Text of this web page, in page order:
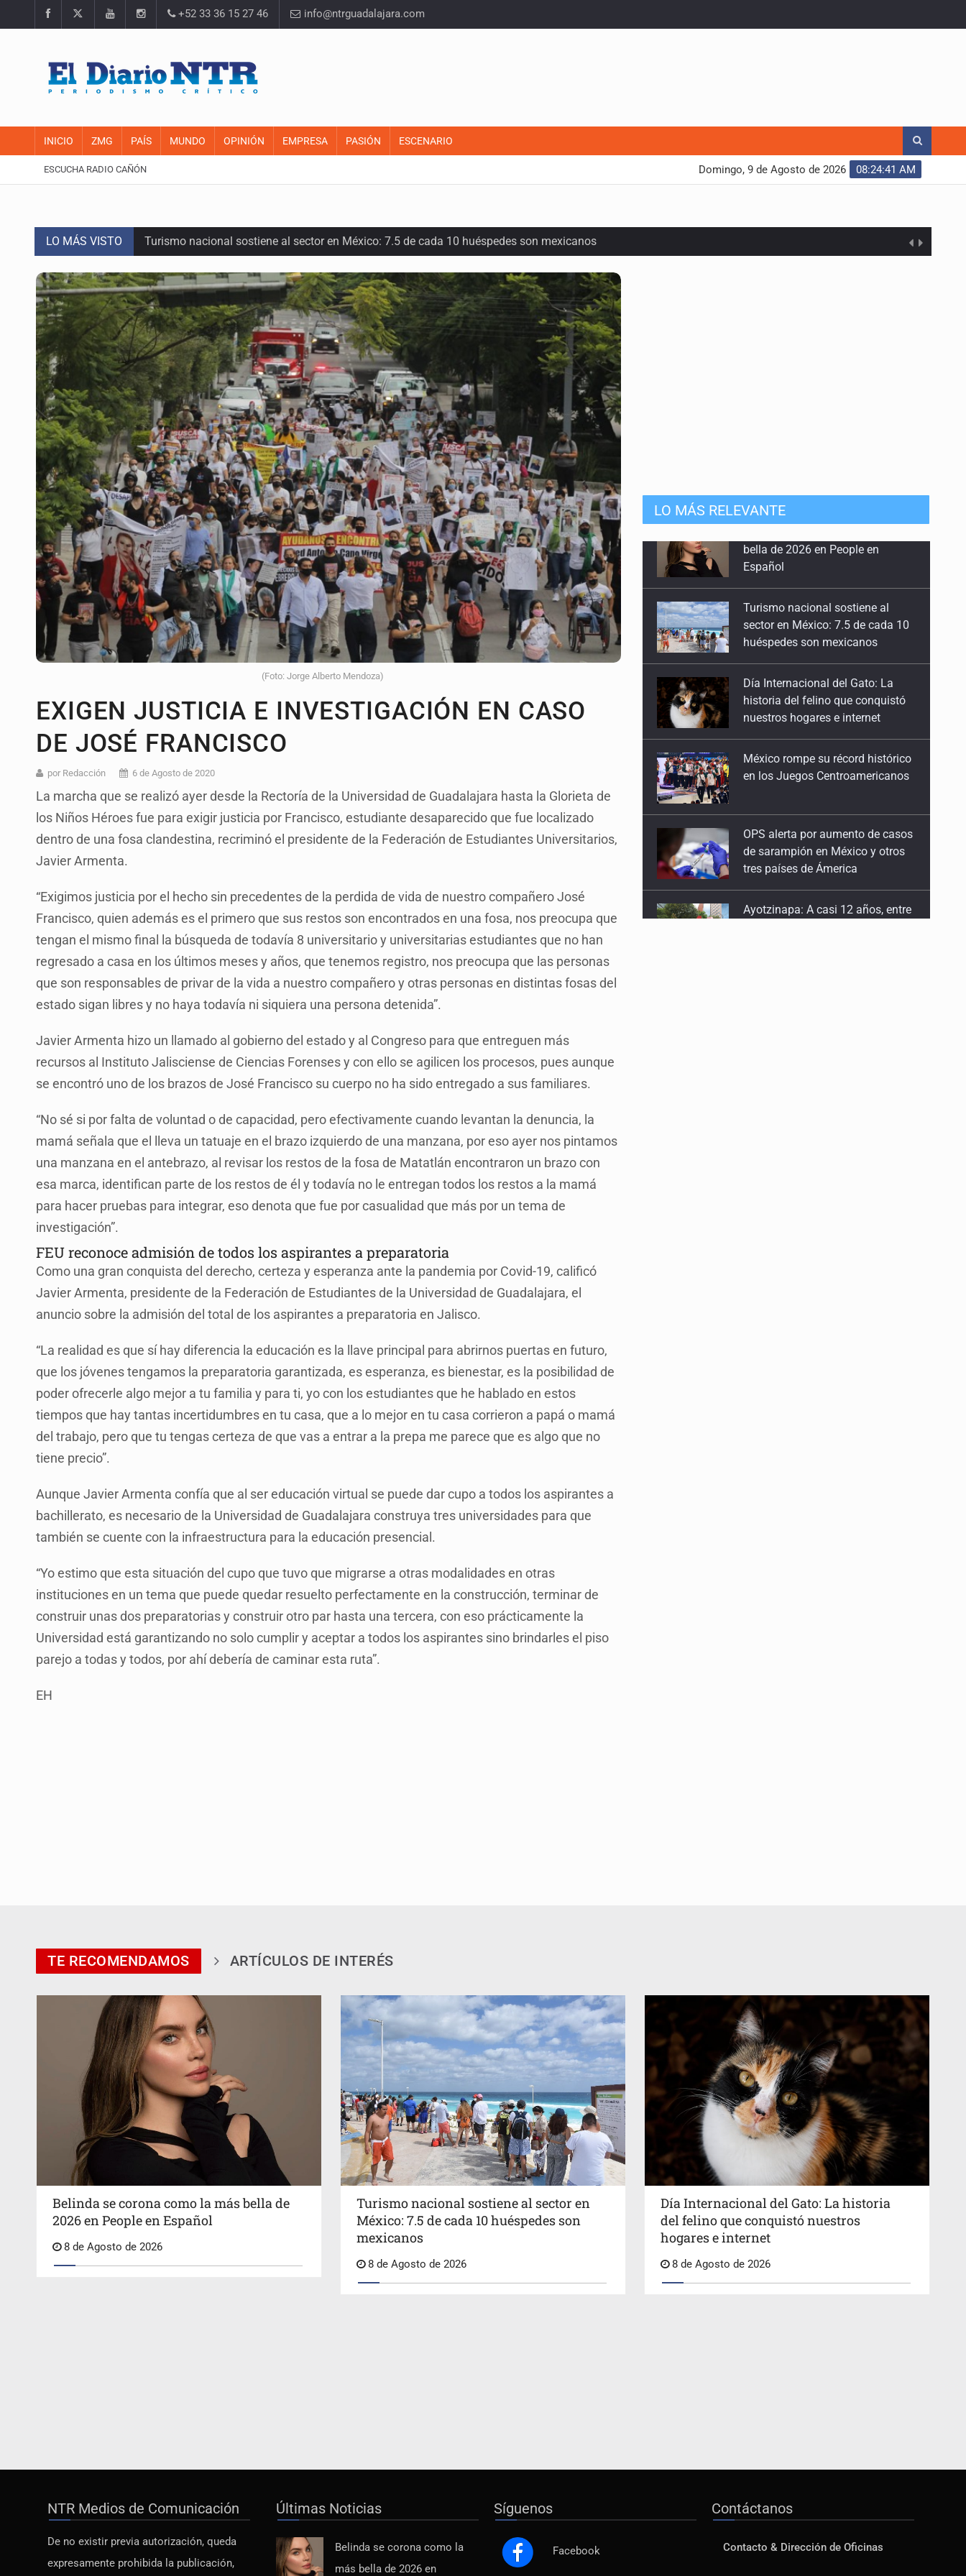
+52 33 36 15 27 46 info@ntrguadalajara.com
INICIO ZMG PAÍS MUNDO OPINIÓN EMPRESA PASIÓN ESCENARIO
ESCUCHA RADIO CAÑÓN 08:24:42 AM
Domingo, 9 de Agosto de 2026
LO MÁS VISTO Turismo nacional sostiene al sector en México: 7.5 de cada 10 huéspedes son mexicanos
Día Internacional del Gato: La historia del felino que conquistó nuestros hogares e internet
México rompe su récord histórico en los Juegos Centroamericanos
OPS alerta por aumento de casos de sarampión en México y otros tres países de Ámerica
Ayotzinapa: A casi 12 años, entre juicios a exfuncionarios y la fuga de Tomás Zerón
Caen en Zapopan 'El Ruso', objetivo prioritario por homicidios en Playa del Carmen
Pide regidora investigar dictámenes y desalojo de vecinos en Mirador de San Isidro
Ciclosporiasis no representa un riesgo epidemiológico masivo
Detienen en CDMX a Guadalupe “N” por huachicol
Belinda se corona como la más bella de 2026 en People en Español
(Foto: Jorge Alberto Mendoza)
EXIGEN JUSTICIA E INVESTIGACIÓN EN CASO
DE JOSÉ FRANCISCO
por Redacción 6 de Agosto de 2020
La marcha que se realizó ayer desde la Rectoría de la Universidad de Guadalajara hasta la Glorieta de
los Niños Héroes fue para exigir justicia por Francisco, estudiante desaparecido que fue localizado
dentro de una fosa clandestina, recriminó el presidente de la Federación de Estudiantes Universitarios,
Javier Armenta.
“Exigimos justicia por el hecho sin precedentes de la perdida de vida de nuestro compañero José
Francisco, quien además es el primero que sus restos son encontrados en una fosa, nos preocupa que
tengan el mismo final la búsqueda de todavía 8 universitario y universitarias estudiantes que no han
regresado a casa en los últimos meses y años, que tenemos registro, nos preocupa que las personas
que son responsables de privar de la vida a nuestro compañero y otras personas en distintas fosas del
estado sigan libres y no haya todavía ni siquiera una persona detenida”.
Javier Armenta hizo un llamado al gobierno del estado y al Congreso para que entreguen más
recursos al Instituto Jalisciense de Ciencias Forenses y con ello se agilicen los procesos, pues aunque
se encontró uno de los brazos de José Francisco su cuerpo no ha sido entregado a sus familiares.
“No sé si por falta de voluntad o de capacidad, pero efectivamente cuando levantan la denuncia, la
mamá señala que el lleva un tatuaje en el brazo izquierdo de una manzana, por eso ayer nos pintamos
una manzana en el antebrazo, al revisar los restos de la fosa de Matatlán encontraron un brazo con
esa marca, identifican parte de los restos de él y todavía no le entregan todos los restos a la mamá
para hacer pruebas para integrar, eso denota que fue por casualidad que más por un tema de
investigación”.
FEU reconoce admisión de todos los aspirantes a preparatoria
Como una gran conquista del derecho, certeza y esperanza ante la pandemia por Covid-19, calificó
Javier Armenta, presidente de la Federación de Estudiantes de la Universidad de Guadalajara, el
anuncio sobre la admisión del total de los aspirantes a preparatoria en Jalisco.
“La realidad es que sí hay diferencia la educación es la llave principal para abrirnos puertas en futuro,
que los jóvenes tengamos la preparatoria garantizada, es esperanza, es bienestar, es la posibilidad de
poder ofrecerle algo mejor a tu familia y para ti, yo con los estudiantes que he hablado en estos
tiempos que hay tantas incertidumbres en tu casa, que a lo mejor en tu casa corrieron a papá o mamá
del trabajo, pero que tu tengas certeza de que vas a entrar a la prepa me parece que es algo que no
tiene precio”.
Aunque Javier Armenta confía que al ser educación virtual se puede dar cupo a todos los aspirantes a
bachillerato, es necesario de la Universidad de Guadalajara construya tres universidades para que
también se cuente con la infraestructura para la educación presencial.
“Yo estimo que esta situación del cupo que tuvo que migrarse a otras modalidades en otras
instituciones en un tema que puede quedar resuelto perfectamente en la construcción, terminar de
construir unas dos preparatorias y construir otro par hasta una tercera, con eso prácticamente la
Universidad está garantizando no solo cumplir y aceptar a todos los aspirantes sino brindarles el piso
parejo a todas y todos, por ahí debería de caminar esta ruta”.
EH
LO MÁS RELEVANTE
Turismo nacional sostiene al
sector en México: 7.5 de cada 10
Día Internacional del Gato: La
historia del felino que conquistó
México rompe su récord histórico
en los Juegos Centroamericanos
OPS alerta por aumento de casos
Ayotzinapa: A casi 12 años, entre
juicios a exfuncionarios y la fuga
TE RECOMENDAMOS ARTÍCULOS DE INTERÉS
Belinda se corona como la más bella de
2026 en People en Español
8 de Agosto de 2026
Turismo nacional sostiene al sector en
México: 7.5 de cada 10 huéspedes son
mexicanos
8 de Agosto de 2026
Día Internacional del Gato: La historia
del felino que conquistó nuestros
hogares e internet
8 de Agosto de 2026
NTR Medios de Comunicación
De no existir previa autorización, queda
expresamente prohibida la publicación,
Últimas Noticias
Belinda se corona como la
más bella de 2026 en
Síguenos
Facebook
Contáctanos
Contacto & Dirección de Oficinas